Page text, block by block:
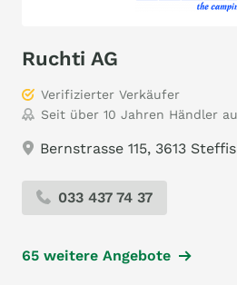
Ruchti AG
Verifizierter Verkäufer
Seit über 10 Jahren Händler
Bernstrasse 115, 3613
033 437 74 37
65 weitere Angebote